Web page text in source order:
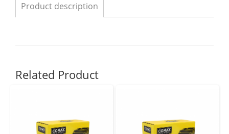
Product description
Related Product